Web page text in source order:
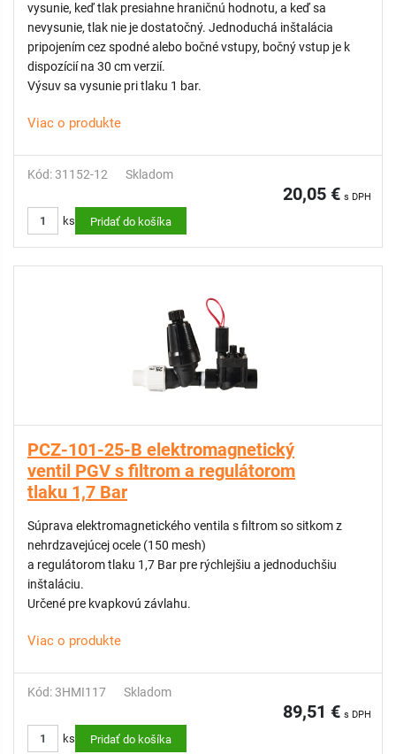
vysunie, keď tlak presiahne hraničnú hodnotu, a keď sa
nevysunie, tlak nie je dostatočný. Jednoduchá inštalácia
pripojením cez spodné alebo bočné vstupy, bočný vstup je k
dispozícií na 30 cm verzií.
Výsuv sa vysunie pri tlaku 1 bar.
Viac o produkte
Kód: 31152-12 Skladom
20,05 € s DPH
ks Pridať do košíka
PCZ-101-25-B elektromagnetický
ventil PGV s filtrom a regulátorom
tlaku 1,7 Bar
Súprava elektromagnetického ventila s filtrom so sitkom z
nehrdzavejúcej ocele (150 mesh)
a regulátorom tlaku 1,7 Bar pre rýchlejšiu a jednoduchšiu
inštaláciu.
Určené pre kvapkovú závlahu.
Viac o produkte
Kód: 3HMI117 Skladom
89,51 € s DPH
ks Pridať do košíka